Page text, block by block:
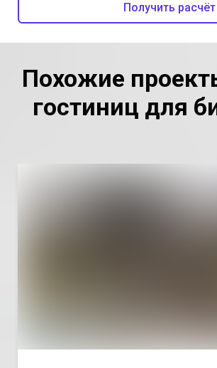
Получить расчёт
Похожие
гостиниц для